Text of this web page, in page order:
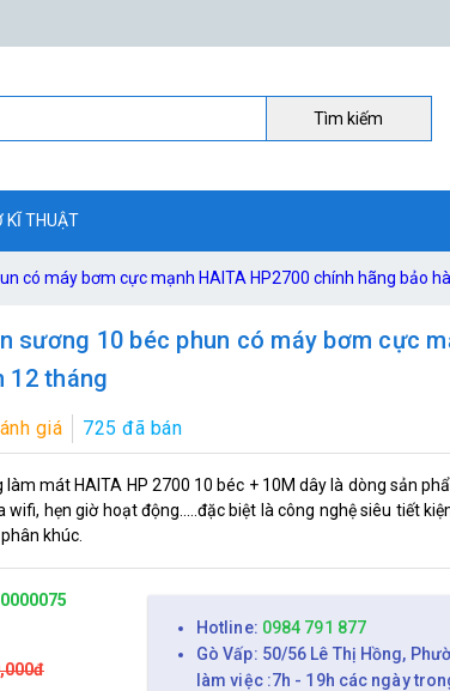
Tìm kiếm
KĨ THUẬT
có máy bơm cực mạnh HAITA HP2700 chính hãng bảo
sương 10 béc phun có máy bơm cực
12 tháng
giá 725 đã bán
làm mát HAITA HP 2700 10 béc + 10M dây là dòng sản
wifi, hẹn giờ hoạt động.....đặc biệt là công nghệ siêu tiết
khúc.
Hotline: 0984 791 877
Gò Vấp: 50/56 Lê Thị Hồng,
làm việc :7h - 19h các ngày